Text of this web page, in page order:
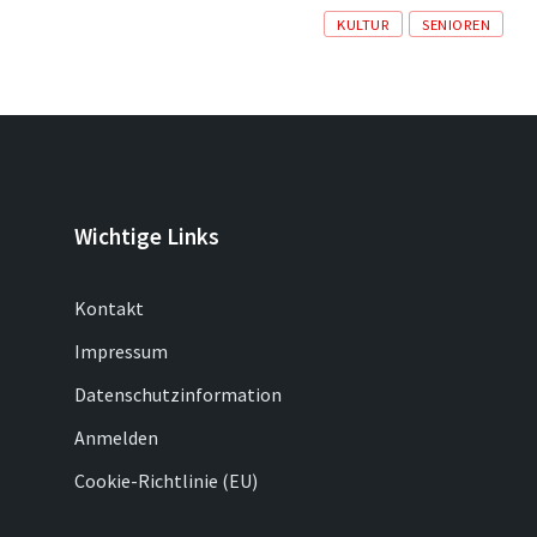
Tags
KULTUR SENIOREN
Wichtige Links
Kontakt
Impressum
Datenschutzinformation
Anmelden
Cookie-Richtlinie (EU)